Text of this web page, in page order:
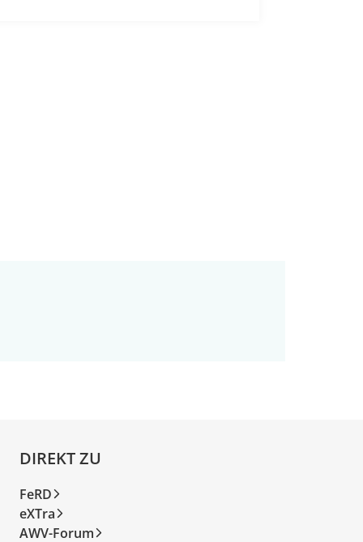
DIREKT ZU
FeRD
eXTra
AWV-Forum